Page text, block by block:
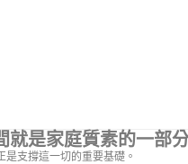
就是家庭質素的一部
支撐這一切的重要基礎。